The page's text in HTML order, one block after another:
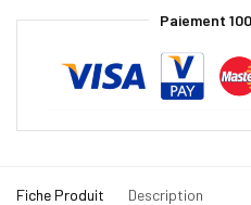
Paiement
Fiche Produit Description